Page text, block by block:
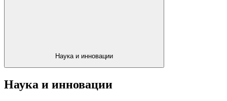
Наука и инновации
Наука и инновации